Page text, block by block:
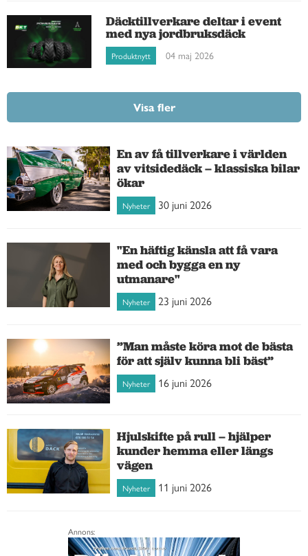
Däcktillverkare deltar i event
med nya jordbruksdäck
Produktnytt 04 maj 2026
Visa fler
En av få tillverkare i världen
av vitsidedäck – klassiska bilar
ökar
Nyheter 30 juni 2026
"En häftig känsla att få vara
med och bygga en ny
utmanare"
Nyheter 23 juni 2026
”Man måste köra mot de bästa
för att själv kunna bli bäst”
Nyheter 16 juni 2026
Hjulskifte på rull – hjälper
kunder hemma eller längs
vägen
Nyheter 11 juni 2026
Annons: